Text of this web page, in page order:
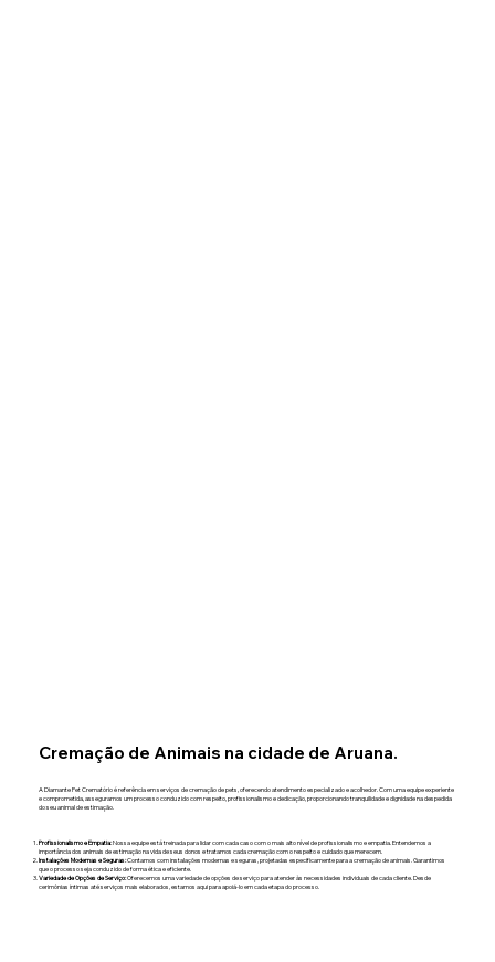
Cremação de Animais na cidade de Aruana.
A Diamante Pet Crematório é referência em serviços de cremação de pets, oferecendo atendimento especializado e acolhedor. Com uma equipe experiente
e comprometida, asseguramos um processo conduzido com respeito, profissionalismo e dedicação, proporcionando tranquilidade e dignidade na despedida
do seu animal de estimação.
Profissionalismo e Empatia:Nossa equipe está treinada para lidar com cada caso com o mais alto nível de profissionalismo e empatia. Entendemos a
importância dos animais de estimação na vida de seus donos e tratamos cada cremação com o respeito e cuidado que merecem.
Instalações Modernas e Seguras:Contamos com instalações modernas e seguras, projetadas especificamente para a cremação de animais. Garantimos
que o processo seja conduzido de forma ética e eficiente.
Variedade de Opções de Serviço:Oferecemos uma variedade de opções de serviço para atender às necessidades individuais de cada cliente. Desde
cerimônias íntimas até serviços mais elaborados, estamos aqui para apoiá-lo em cada etapa do processo.